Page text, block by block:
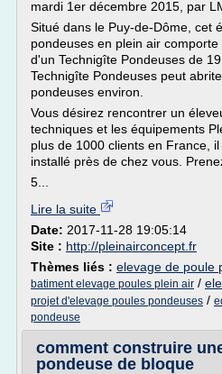
mardi 1er décembre 2015, par
Situé dans le Puy-de-Dôme, cet
pondeuses en plein air
d'un Technigîte Pondeuses de
Technigîte Pondeuses peut
pondeuses environ.
Vous désirez rencontrer un
techniques et les équipements
plus de 1000 clients en France,
installé près de chez vous.
5...
Lire la suite
Date: 2017-11-28 19:05:14
Site : http://pleinairconcept.fr
Thèmes liés : elevage de poule
batiment elevage poules plein air /
projet d'elevage poules pondeuses /
pondeuse
comment construire
pondeuse de bloque